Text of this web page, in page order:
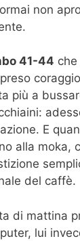
non
41-44
più a
E
alla moka,
del caffè.
di mattina
lui